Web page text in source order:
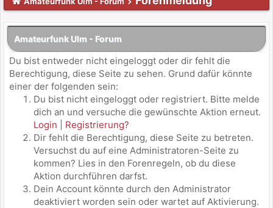
Amateurfunk Ulm - Forum
Du bist entweder nicht eingeloggt oder dir fehlt die
Berechtigung, diese Seite zu sehen. Grund dafür könnte
einer der folgenden sein:
Du bist nicht eingeloggt oder registriert. Bitte melde
dich an und versuche die gewünschte Aktion erneut.
Login
Registrierung?
Dir fehlt die Berechtigung, diese Seite zu betreten.
Versuchst du auf eine Administratoren-Seite zu
kommen? Lies in den Forenregeln, ob du diese
Aktion durchführen darfst.
Dein Account könnte durch den Administrator
deaktiviert worden sein oder wartet auf Aktivierung.